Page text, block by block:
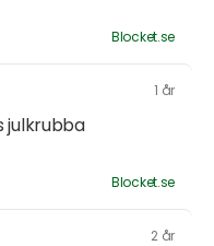
Blocket.se
1 år
julkrubba
Blocket.se
2 år